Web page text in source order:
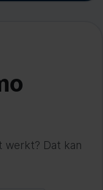
werkt? Dat kan